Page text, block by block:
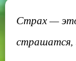
Страх —
страшатся,